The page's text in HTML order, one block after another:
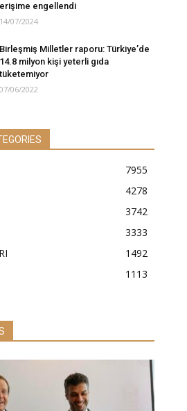
erişime engellendi
14/07/2024
Birleşmiş Milletler raporu: Türkiye’de
14.8 milyon kişi yeterli gıda
tüketemiyor
07/06/2022
7955
4278
3742
3333
1492
1113